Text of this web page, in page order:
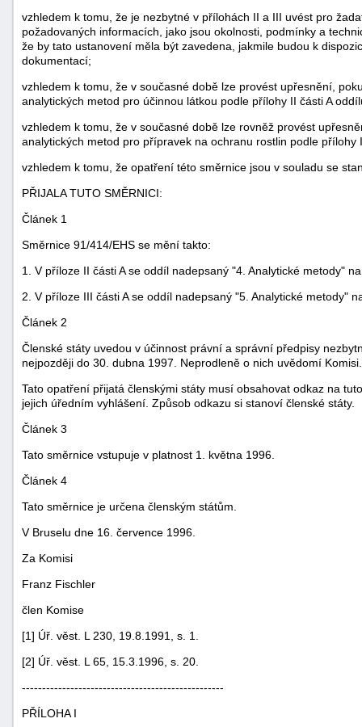
vzhledem k tomu, že je nezbytné v přílohách II a III uvést pro
požadovaných informacích, jako jsou okolnosti, podmínky a
že by tato ustanovení měla být zavedena, jakmile budou k
dokumentací;
vzhledem k tomu, že v současné době lze provést upřesnění,
analytických metod pro účinnou látkou podle přílohy II části A
vzhledem k tomu, že v současné době lze rovněž provést
analytických metod pro přípravek na ochranu rostlin podle přílohy
vzhledem k tomu, že opatření této směrnice jsou v souladu se
PŘIJALA TUTO SMĚRNICI:
Článek 1
Směrnice 91/414/EHS se mění takto:
1. V příloze II části A se oddíl nadepsaný "4. Analytické metody"
2. V příloze III části A se oddíl nadepsaný "5. Analytické metody"
Článek 2
Členské státy uvedou v účinnost právní a správní předpisy
nejpozději do 30. dubna 1997. Neprodleně o nich uvědomí Komisi.
Tato opatření přijatá členskými státy musí obsahovat odkaz na
jejich úředním vyhlášení. Způsob odkazu si stanoví členské státy.
Článek 3
Tato směrnice vstupuje v platnost 1. května 1996.
Článek 4
Tato směrnice je určena členským státům.
V Bruselu dne 16. července 1996.
Za Komisi
Franz Fischler
člen Komise
[1] Úř. věst. L 230, 19.8.1991, s. 1.
[2] Úř. věst. L 65, 15.3.1996, s. 20.
--------------------------------------------------
PŘÍLOHA I
náhrady
škody